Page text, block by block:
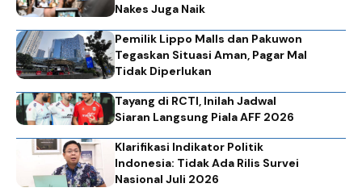
Nakes Juga Naik
Pemilik Lippo Malls dan Pakuwon
Tegaskan Situasi Aman, Pagar Mal
Tidak Diperlukan
Tayang di RCTI, Inilah Jadwal
Siaran Langsung Piala AFF 2026
Klarifikasi Indikator Politik
Indonesia: Tidak Ada Rilis Survei
Nasional Juli 2026